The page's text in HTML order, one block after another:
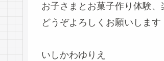
お子さまとお菓子作り体験、
どうぞよろしくお願いします
いしかわゆりえ